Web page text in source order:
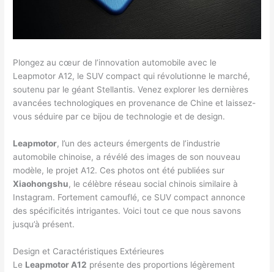
Plongez au cœur de l’innovation automobile avec le
Leapmotor A12, le SUV compact qui révolutionne le marché,
soutenu par le géant Stellantis. Venez explorer les dernières
avancées technologiques en provenance de Chine et laissez-
vous séduire par ce bijou de technologie et de design.
Leapmotor, l’un des acteurs émergents de l’industrie
automobile chinoise, a révélé des images de son nouveau
modèle, le projet A12. Ces photos ont été publiées sur
Xiaohongshu, le célèbre réseau social chinois similaire à
Instagram. Fortement camouflé, ce SUV compact annonce
des spécificités intrigantes. Voici tout ce que nous savons
jusqu’à présent.
Design et Caractéristiques Extérieures
Le Leapmotor A12 présente des proportions légèrement